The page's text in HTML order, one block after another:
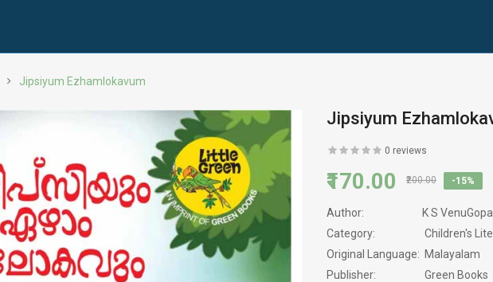
Jipsiyum Ezhamlokavum
Jipsiyum
0 reviews
₹170.00 ₹200.00 -15%
Author:
K S VenuGopal
Category:
Children's
Original Language: Malayalam
Publisher:
Green Books
PHILOSOPHY / SPIRITUALITY
POEMS
PRAVASAM
PSYCHOLOGY